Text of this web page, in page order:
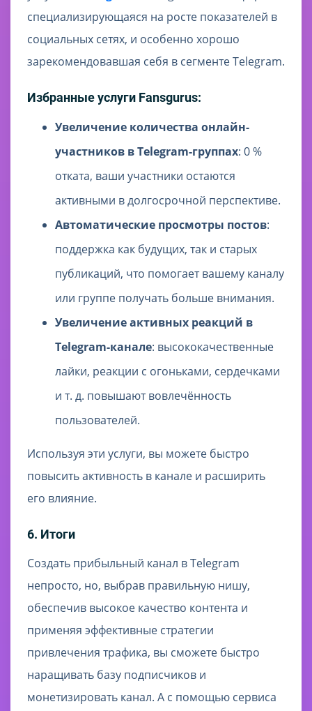
специализирующаяся на росте показателей в
социальных сетях, и особенно хорошо
зарекомендовавшая себя в сегменте Telegram.
Избранные услуги Fansgurus:
Увеличение количества онлайн-
участников в Telegram-группах: 0 %
отката, ваши участники остаются
активными в долгосрочной перспективе.
Автоматические просмотры постов:
поддержка как будущих, так и старых
публикаций, что помогает вашему каналу
или группе получать больше внимания.
Увеличение активных реакций в
Telegram-канале: высококачественные
лайки, реакции с огоньками, сердечками
и т. д. повышают вовлечённость
пользователей.
Используя эти услуги, вы можете быстро
повысить активность в канале и расширить
его влияние.
6. Итоги
Создать прибыльный канал в Telegram
непросто, но, выбрав правильную нишу,
обеспечив высокое качество контента и
применяя эффективные стратегии
привлечения трафика, вы сможете быстро
наращивать базу подписчиков и
монетизировать канал. А с помощью сервиса